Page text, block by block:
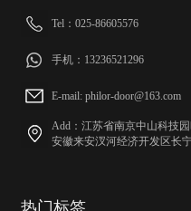
Tel：025-86605576
手机：13236521296
E-mail: philor-door@163.com
Add：江苏省南京中山科技
安徽来安汊河经济开发区长